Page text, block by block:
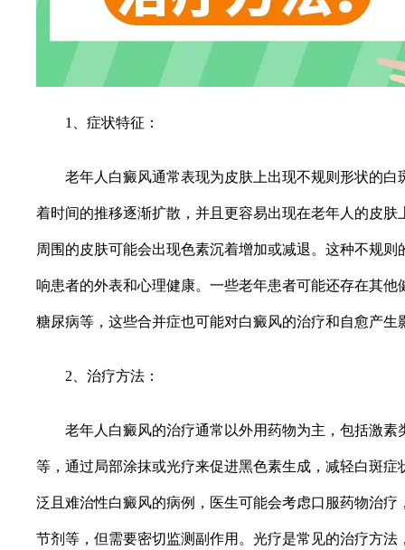
1、症状特征：
老年人白癜风通常表现为皮肤上出现不规则形状的白
着时间的推移逐渐扩散，并且更容易出现在老年人的皮肤
周围的皮肤可能会出现色素沉着增加或减退。这种不规则
响患者的外表和心理健康。一些老年患者可能还存在其他
糖尿病等，这些合并症也可能对白癜风的治疗和自愈产生
2、治疗方法：
老年人白癜风的治疗通常以外用药物为主，包括激素
等，通过局部涂抹或光疗来促进黑色素生成，减轻白斑症
泛且难治性白癜风的病例，医生可能会考虑口服药物治疗
节剂等，但需要密切监测副作用。光疗是常见的治疗方法